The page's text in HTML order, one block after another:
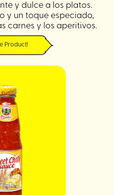
y dulce a los platos.
y un toque especiado,
carnes y los aperitivos.
Product!